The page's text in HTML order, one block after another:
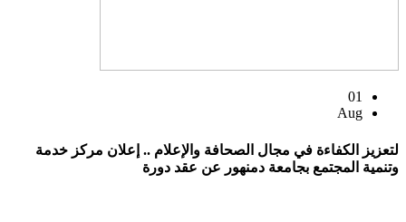
01
Aug
لتعزيز الكفاءة في مجال الصحافة والإعلام .. إعلان مركز خدمة
وتنمية المجتمع بجامعة دمنهور عن عقد دورة